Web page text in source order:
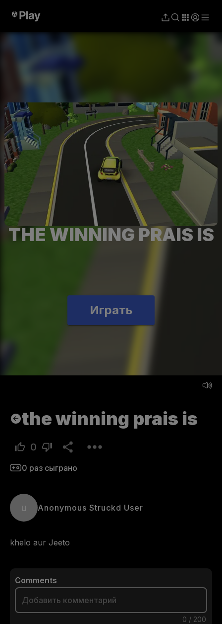
THE WINNING PRAIS IS
Играть
the winning prais is
0
0 раз сыграно
u Anonymous Struckd User
khelo aur Jeeto
Comments
0 / 200